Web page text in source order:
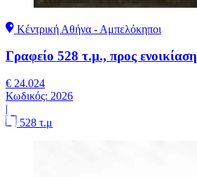
Κέντρική Αθήνα - Αμπελόκηποι
Γραφείο 528 τ.μ., προς ενοικίαση
€ 24.024
Κωδικός: 2026
|
528 τ.μ